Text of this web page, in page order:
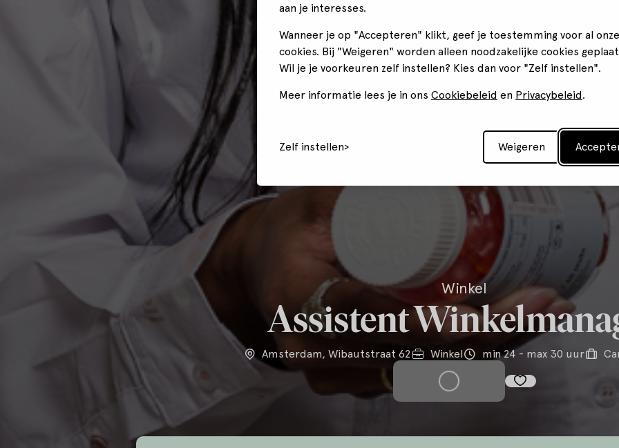
aan je interesses.
Wanneer je op "Accepteren" klikt, geef je toestemming voor al onze
cookies. Bij "Weigeren" worden alleen noodzakelijke cookies
Wil je je voorkeuren zelf instellen? Kies dan voor "Zelf instellen".
Meer informatie lees je in ons Cookiebeleid en Privacybeleid.
Zelf instellen Weigeren
Winkel
Assistent
Amsterdam, Wibautstraat 62 Winkel min 24 - max 30 uur
Solliciteer